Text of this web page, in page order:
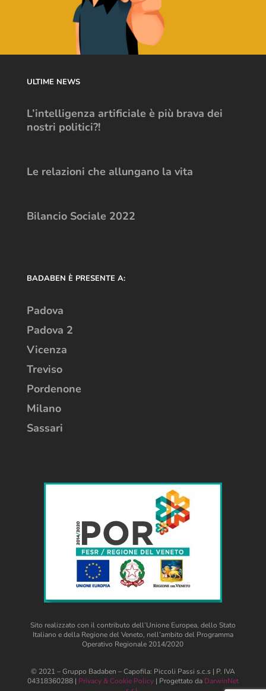
ULTIME NEWS
L’intelligenza artificiale è più brava dei
nostri politici?!
Le relazioni che allungano la vita
Bilancio Sociale 2022
BADABEN È PRESENTE A:
Padova
Padova 2
Vicenza
Treviso
Pordenone
Milano
Sassari
Sito realizzato con il contributo dell’Unione Europea, dello Stato
Italiano e della Regione del Veneto, nell’ambito del Programma
Operativo Regionale 2014/2020
© 2021 – Gruppo Badaben – Capofila: Piccoli Passi s.c.s | P. IVA
04318360288 | Privacy & Cookie Policy| Progettato da DarwinNet